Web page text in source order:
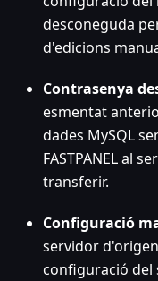
desconeguda
d'edicions
Contrasenya
esmentat
dades MySQL
FASTPANEL al
transferir.
Configuració
servidor
configuració del